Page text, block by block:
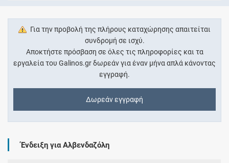
Για την προβολή της πλήρους καταχώρησης απαιτείται
συνδρομή σε ισχύ.
Αποκτήστε πρόσβαση σε όλες τις πληροφορίες και τα
εργαλεία του Galinos.gr δωρεάν για έναν μήνα απλά κάνοντας
εγγραφή.
Δωρεάν εγγραφή
Ένδειξη για Αλβενδαζόλη